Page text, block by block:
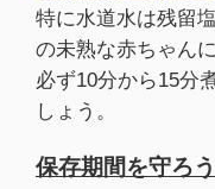
特に水道水は残留
の未熟な赤ちゃん
必ず10分から15分
しょう。
保存期間を守ろう